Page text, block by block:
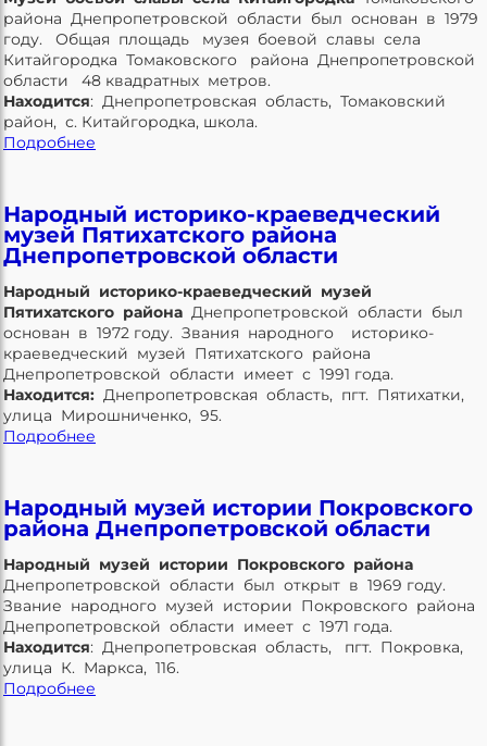
района Днепропетровской области был основан в 1979
году. Общая площадь музея боевой славы села
Китайгородка Томаковского района Днепропетровской
области 48 квадратных метров.
Находится: Днепропетровская область, Томаковский
район, с. Китайгородка, школа.
Подробнее
Народный историко-краеведческий
музей Пятихатского района
Днепропетровской области
Народный историко-краеведческий музей
Пятихатского района Днепропетровской области был
основан в 1972 году. Звания народного
историко-
краеведческий музей Пятихатского района
Днепропетровской области имеет с 1991 года.
Находится: Днепропетровская область, пгт. Пятихатки,
улица Мирошниченко, 95.
Подробнее
Народный музей истории Покровского
района Днепропетровской области
Народный музей истории Покровского района
Днепропетровской области был открыт в 1969 году.
Звание народного музей истории Покровского района
Днепропетровской области имеет с 1971 года.
Находится: Днепропетровская область, пгт. Покровка,
улица К. Маркса, 116.
Подробнее